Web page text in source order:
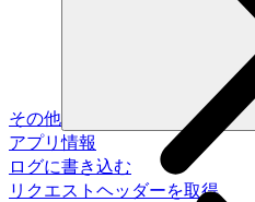
その他
アプリ情報
ログに書き込む
リクエストヘッダーを取得